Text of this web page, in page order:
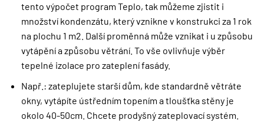
tento výpočet program Teplo, tak můžeme zjistit i
množství kondenzátu, který vznikne v konstrukci za 1 rok
na plochu 1 m2. Další proměnná může vznikat i u způsobu
vytápění a způsobu větrání. To vše ovlivňuje výběr
tepelné izolace pro zateplení fasády.
Např.: zateplujete starší dům, kde standardně větráte
okny, vytápíte ústředním topením a tloušťka stěny je
okolo 40-50cm. Chcete prodyšný zateplovací systém.